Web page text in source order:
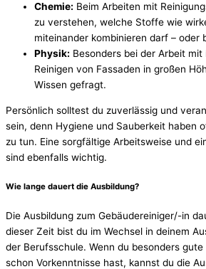
Chemie: Beim Arbeiten mit
zu verstehen, welche Stoffe wie
miteinander kombinieren darf – oder
Physik: Besonders bei der Arbeit
Reinigen von Fassaden in großen
Wissen gefragt.
Persönlich solltest du zuverlässig und
sein, denn Hygiene und Sauberkeit haben
zu tun. Eine sorgfältige Arbeitsweise und
sind ebenfalls wichtig.
Wie lange dauert die Ausbildung?
Die Ausbildung zum Gebäudereiniger/-in
dieser Zeit bist du im Wechsel in deinem
der Berufsschule. Wenn du besonders
schon Vorkenntnisse hast, kannst du die